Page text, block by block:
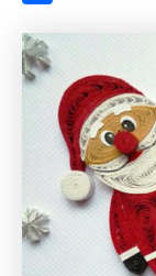
m
a
s
k
i
A
p
e
r
a
i
т
п
и
т